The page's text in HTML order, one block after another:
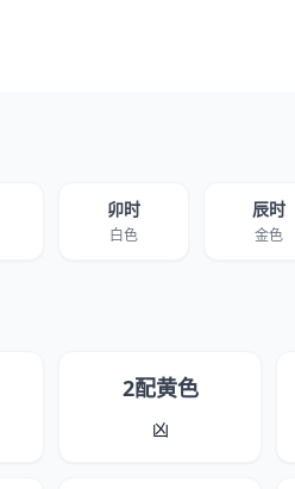
卯时
白色
辰时
金色
2配黄色
凶